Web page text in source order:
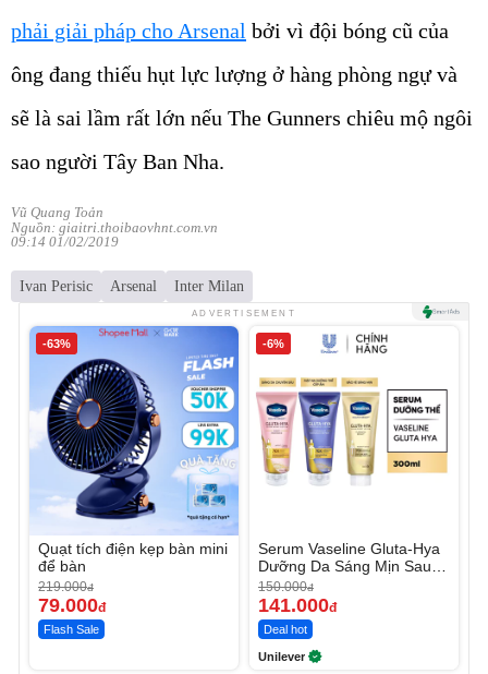
phải giải pháp cho Arsenal bởi vì đội bóng cũ của
ông đang thiếu hụt lực lượng ở hàng phòng ngự và
sẽ là sai lầm rất lớn nếu The Gunners chiêu mộ ngôi
sao người Tây Ban Nha.
Vũ Quang Toản
Nguồn: giaitri.thoibaovhnt.com.vn
09:14 01/02/2019
Ivan Perisic Arsenal Inter Milan
ADVERTISEMENT
-63%
Quạt tích điện kẹp bàn mini
để bàn
219.000đ
79.000đ
Flash Sale
-6%
Serum Vaseline Gluta-Hya
Dưỡng Da Sáng Mịn Sau 7
Ngày
150.000đ
141.000đ
Deal hot
Unilever